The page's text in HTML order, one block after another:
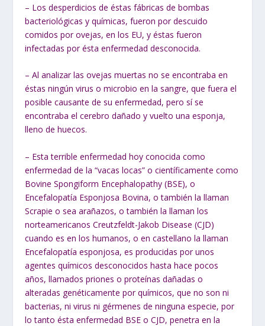
– Los desperdicios de éstas fábricas de bombas
bacteriológicas y químicas, fueron por descuido
comidos por ovejas, en los EU, y éstas fueron
infectadas por ésta enfermedad desconocida.
– Al analizar las ovejas muertas no se encontraba en
éstas ningún virus o microbio en la sangre, que fuera el
posible causante de su enfermedad, pero sí se
encontraba el cerebro dañado y vuelto una esponja,
lleno de huecos.
– Esta terrible enfermedad hoy conocida como
enfermedad de la “vacas locas” o científicamente como
Bovine Spongiform Encephalopathy (BSE), o
Encefalopatía Esponjosa Bovina, o también la llaman
Scrapie o sea arañazos, o también la llaman los
norteamericanos Creutzfeldt-Jakob Disease (CJD)
cuando es en los humanos, o en castellano la llaman
Encefalopatía esponjosa, es producidas por unos
agentes químicos desconocidos hasta hace pocos
años, llamadospriones o proteínas dañadas o
alteradas genéticamente por químicos, que no son ni
bacterias, ni virus ni gérmenes de ninguna especie,por
lo tanto ésta enfermedad BSE o CJD, penetra en la